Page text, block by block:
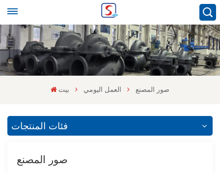
بيت العمل اليومي صور المصنع
فئات المنتجات
صور المصنع